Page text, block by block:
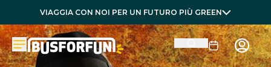
VIAGGIA CON NOI PER UN FUTURO PIÙ GREEN